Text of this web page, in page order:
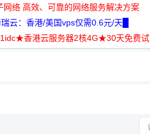
网络 高效、可靠的网络服务解决方案
瑞云：香港/美国vps仅需0.6元/天█
香港云服务器2核4G★30天免费试